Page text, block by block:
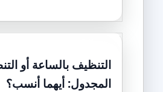
التنظيف بالساعة أو
المجدول: أيهما أنسب؟